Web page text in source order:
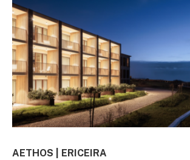
AETHOS | ERICEIRA